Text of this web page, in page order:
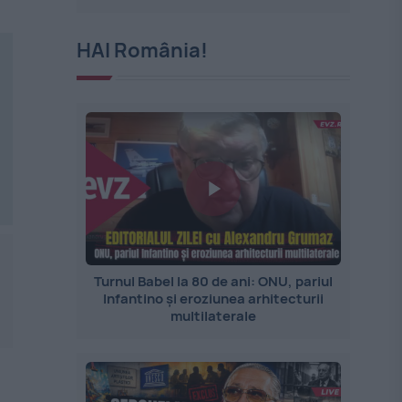
HAI România!
Turnul Babel la 80 de ani: ONU, pariul
Infantino și eroziunea arhitecturii
multilaterale